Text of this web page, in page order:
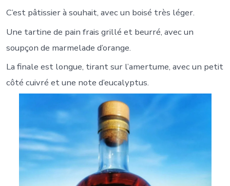
C’est pâtissier à souhait, avec un boisé très léger.
Une tartine de pain frais grillé et beurré, avec un
soupçon de marmelade d’orange.
La finale est longue, tirant sur l’amertume, avec un petit
côté cuivré et une note d’eucalyptus.